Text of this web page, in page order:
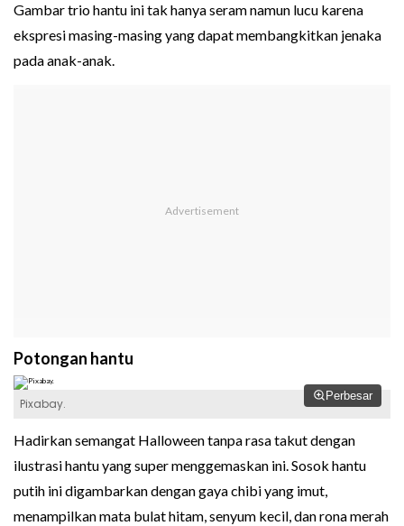
Gambar trio hantu ini tak hanya seram namun lucu karena
ekspresi masing-masing yang dapat membangkitkan jenaka
pada anak-anak.
Potongan hantu
Perbesar
Pixabay.
Hadirkan semangat Halloween tanpa rasa takut dengan
ilustrasi hantu yang super menggemaskan ini. Sosok hantu
putih ini digambarkan dengan gaya chibi yang imut,
menampilkan mata bulat hitam, senyum kecil, dan rona merah